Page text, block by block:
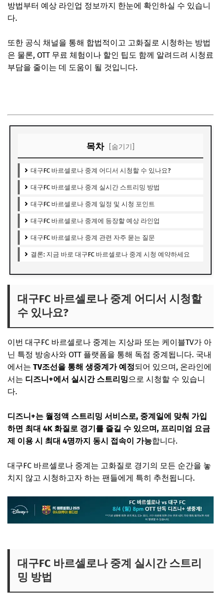
방법부터 예상 라인업 정보까지 한눈에 확인하실 수 있습니
다.
또한 공식 채널을 통해 합법적이고 고화질로 시청하는 방법
은 물론, OTT 무료 체험이나 할인 팁도 함께 알려드려 시청료
부담을 줄이는 데 도움이 될 것입니다.
목차 [숨기기]
대구FC 바르셀로나 중계 어디서 시청할 수 있나요?
대구FC 바르셀로나 중계 실시간 스트리밍 방법
대구FC 바르셀로나 중계 일정 및 시청 포인트
대구FC 바르셀로나 중계에 등장할 예상 라인업
대구FC 바르셀로나 중계 관련 자주 묻는 질문
결론: 지금 바로 대구FC 바르셀로나 중계 시청 예약하세요
대구FC 바르셀로나 중계 어디서 시청할
수 있나요?
이번 대구FC 바르셀로나 중계는 지상파 또는 케이블TV가 아
닌 특정 방송사와 OTT 플랫폼을 통해 독점 중계됩니다. 국내
에서는 TV조선을 통해 생중계가 예정되어 있으며, 온라인에
서는 디즈니+에서 실시간 스트리밍으로 시청할 수 있습니
다.
디즈니+는 월정액 스트리밍 서비스로, 중계일에 맞춰 가입
하면 최대 4K 화질로 경기를 즐길 수 있으며, 프리미엄 요금
제 이용 시 최대 4명까지 동시 접속이 가능합니다.
대구FC 바르셀로나 중계는 고화질로 경기의 모든 순간을 놓
치지 않고 시청하고자 하는 팬들에게 특히 추천됩니다.
대구FC 바르셀로나 중계 실시간 스트리
밍 방법